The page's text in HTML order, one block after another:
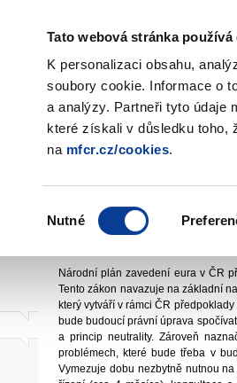
Tato webová stránka používá
K personalizaci obsahu,
soubory cookie. Informace o
a analýzy. Partneři tyto údaje
které získali v důsledku toho,
na mfcr.cz/cookies.
souhlasu
Nutné
Úvodní stránka Dokumenty
Legislativa ČR
odbor 27 -
Národní plán zavedení eura v ČR
Tento zákon navazuje na základní
který vytváří v rámci ČR
bude budoucí právní úprava
a princip neutrality. Zároveň
problémech, které bude třeba v
Vymezuje dobu nezbytně nutnou